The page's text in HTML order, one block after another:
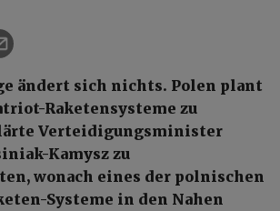
ändert sich nichts. Polen plant
Raketensysteme zu
Verteidigungsminister
Kamysz zu
wonach eines der polnischen
Systeme in den Nahen